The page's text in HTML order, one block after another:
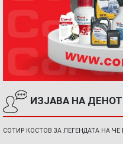
ИЗЈАВА НА ДЕНОТ
СОТИР КОСТОВ ЗА ЛЕГЕНДАТА НА ЧЕ